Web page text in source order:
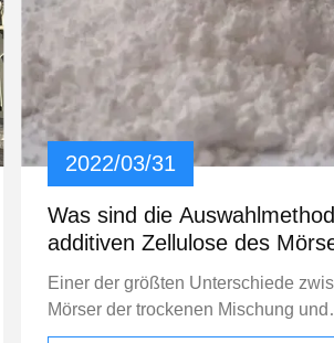
2022/03/31
Was sind die
additiven Zellulose des
trockenen Mischung?
Einer der größten Unterschiede
Mörser der trockenen Mischung und
traditionellem Mörser ist die